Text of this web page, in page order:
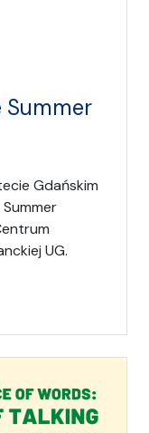
Summer
Gdańskim
Summer
UG.